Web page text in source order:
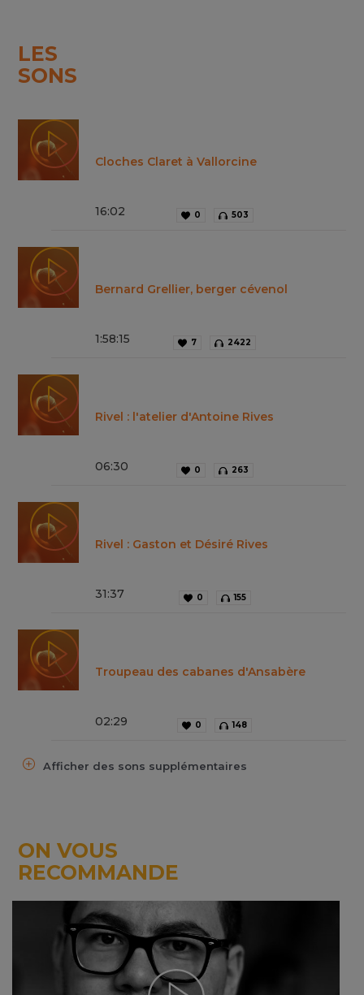
LES
SONS
Cloches Claret à Vallorcine
16:02 0 503
Bernard Grellier, berger cévenol
1:58:15 7 2422
Rivel : l'atelier d'Antoine Rives
06:30 0 263
Rivel : Gaston et Désiré Rives
31:37 0 155
Troupeau des cabanes d'Ansabère
02:29 0 148
Afficher des sons supplémentaires
ON VOUS
RECOMMANDE